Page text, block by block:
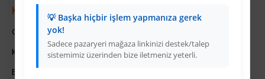
💡 Başka hiçbir işlem yapmanıza gerek
yok!
Sadece pazaryeri mağaza linkinizi destek/talep
sistemimiz üzerinden bize iletmeniz yeterli.
Kurumsal
Colezium Hakkında
Kurumsal Bilgiler
Banka Hesab Bilgileri